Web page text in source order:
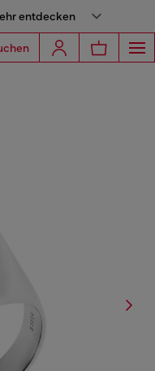
entdecken